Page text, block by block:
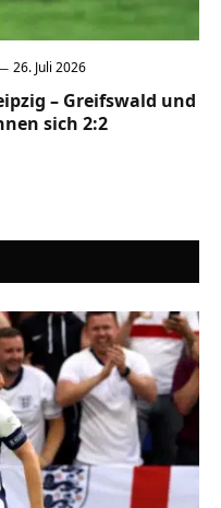
26. Juli 2026
– Greifswald und
sich 2:2